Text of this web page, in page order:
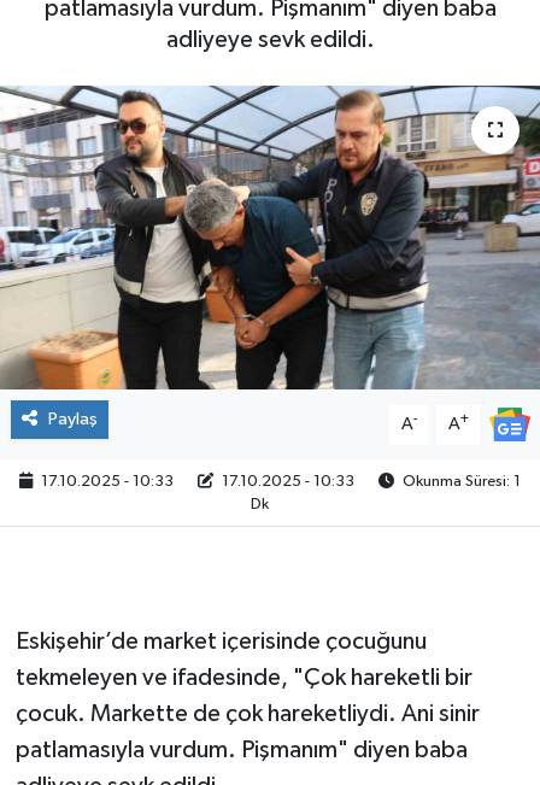
patlamasıyla vurdum. Pişmanım" diyen baba
adliyeye sevk edildi.
Paylaş A- A+
17.10.2025 - 10:33 17.10.2025 - 10:33
Okunma Süresi: 1
Dk
Eskişehir’de market içerisinde çocuğunu
tekmeleyen ve ifadesinde, "Çok hareketli bir
çocuk. Markette de çok hareketliydi. Ani sinir
patlamasıyla vurdum. Pişmanım" diyen baba